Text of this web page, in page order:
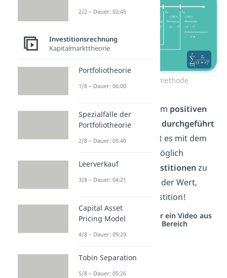
Die Kapitalwertmethode
Investitionen mit einem positiven
Nettobarwert solltendurchgeführt
werden. Außerdem ist es mit dem
Nettobarwert auch möglich
unterschiedliche
Investitionen zu
vergleichen.
der Wert,
die Investition!
Studyflix vernetzt: Hier ein Video aus
einem anderen Bereich
2/2 – Dauer: 02:45
Investitionsrechnung
Kapitalmarkttheorie
Portfoliotheorie
1/8 – Dauer: 06:00
Spezialfälle der
Portfoliotheorie
2/8 – Dauer: 05:40
Leerverkauf
3/8 – Dauer: 04:21
Capital Asset
Pricing Model
4/8 – Dauer: 09:29
Tobin Separation
5/8 – Dauer: 05:26